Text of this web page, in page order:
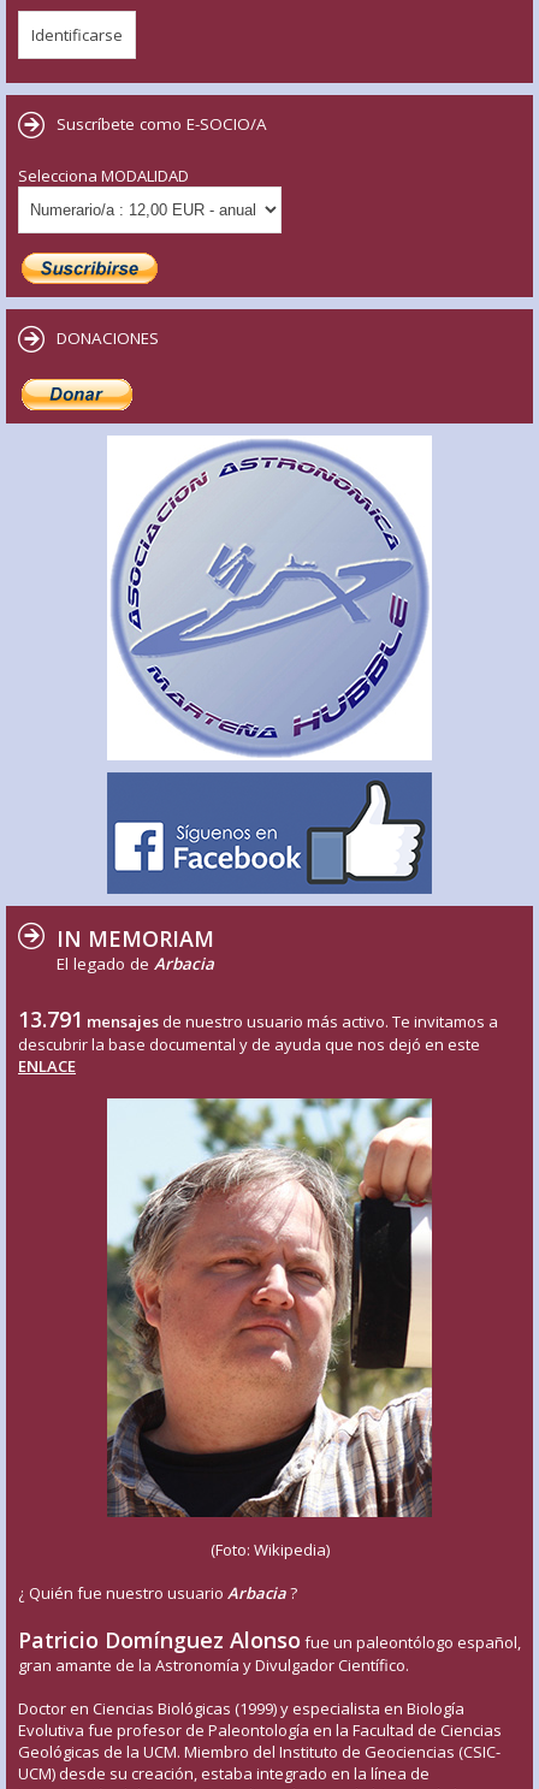
Suscríbete como E-SOCIO/A
Selecciona MODALIDAD
DONACIONES
IN MEMORIAM
El legado de Arbacia
13.791 mensajes de nuestro usuario más activo. Te invitamos a
descubrir la base documental y de ayuda que nos dejó en este
ENLACE
(Foto: Wikipedia)
¿ Quién fue nuestro usuario Arbacia?
Patricio Domínguez Alonso fue un paleontólogo español,
gran amante de la Astronomía y Divulgador Científico.
Doctor en Ciencias Biológicas (1999) y especialista en Biología
Evolutiva fue profesor de Paleontología en la Facultad de Ciencias
Geológicas de la UCM. Miembro del Instituto de Geociencias (CSIC-
UCM) desde su creación, estaba integrado en la línea de